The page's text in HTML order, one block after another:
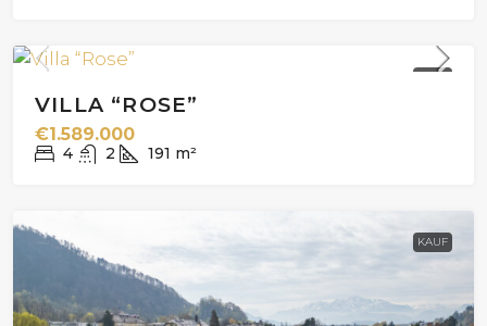
KAUF
VILLA “ROSE”
€1.589.000
4 2 191 m²
KAUF